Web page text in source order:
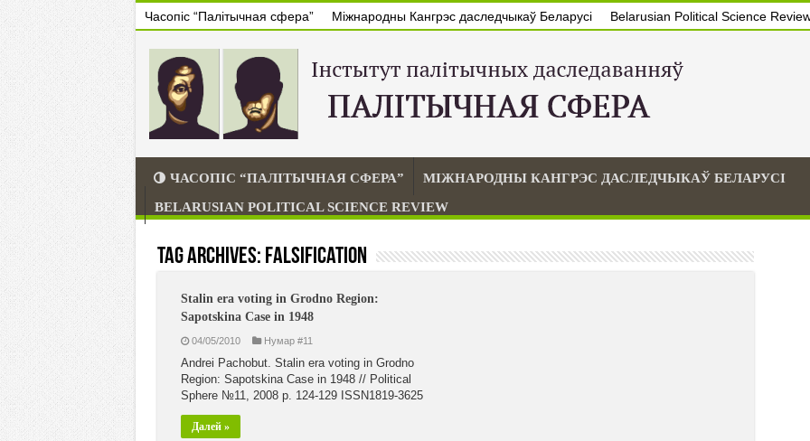
Часопіс “Палітычная сфера” Міжнародны Кангрэс даследчыкаў Беларусі Belarusian Political Science
ЧАСОПІС “ПАЛІТЫЧНАЯ СФЕРА”
МІЖНАРОДНЫ КАНГРЭС ДАСЛЕДЧЫКАЎ БЕЛАРУСІ
BELARUSIAN POLITICAL SCIENCE REVIEW
Tag Archives: falsification
Stalin era voting in Grodno Region:
Sapotskina Case in 1948
04/05/2010 Нумар #11
Andrei Pachobut. Stalin era voting in Grodno
Region: Sapotskina Case in 1948 // Political
Sphere №11, 2008 p. 124-129 ISSN1819-3625
Далей »